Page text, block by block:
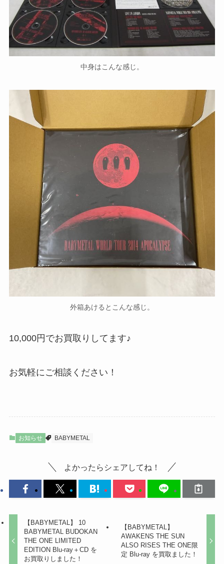
中身はこんな感じ。
外箱あけるとこんな感じ。
10,000円でお買取りしてます♪
お気軽にご相談ください！
お知らせ BABYMETAL
よかったらシェアしてね！
【BABYMETAL】 10
BABYMETAL BUDOKAN
THE ONE LIMITED
EDITION Blu-ray＋CD を
お買取りしました！
【BABYMETAL】
AWAKENS THE SUN
ALSO RISES THE ONE限
定 Blu-ray を買取ました！